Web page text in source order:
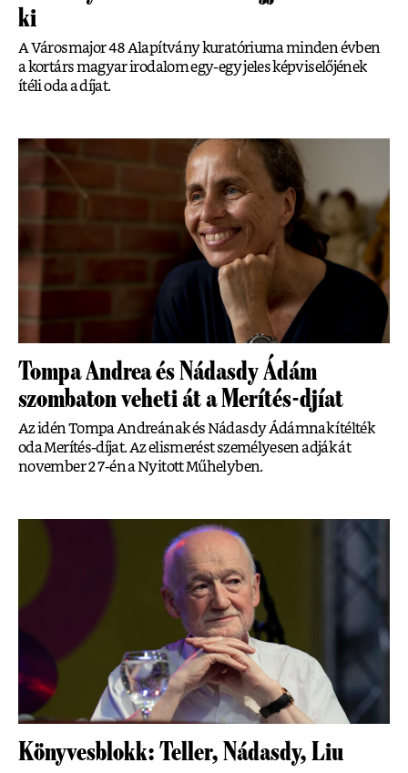
ki
A Városmajor 48 Alapítvány kuratóriuma minden évben
a kortárs magyar irodalom egy-egy jeles képviselőjének
ítéli oda a díjat.
Tompa Andrea és Nádasdy Ádám
szombaton veheti át a Merítés-djíat
Az idén Tompa Andreának és Nádasdy Ádámnak ítélték
oda Merítés-díjat. Az elismerést személyesen adják át
november 27-én a Nyitott Műhelyben.
Könyvesblokk: Teller, Nádasdy, Liu